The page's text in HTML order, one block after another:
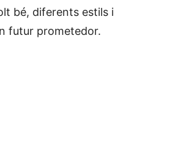
bé, diferents estils i
futur prometedor.